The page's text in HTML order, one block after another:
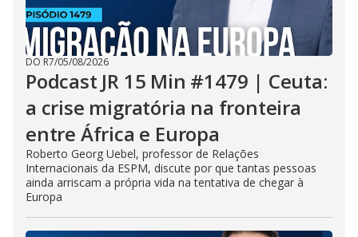
DO R7/05/08/2026
Podcast JR 15 Min #1479 | Ceuta:
a crise migratória na fronteira
entre África e Europa
Roberto Georg Uebel, professor de Relações
Internacionais da ESPM, discute por que tantas pessoas
ainda arriscam a própria vida na tentativa de chegar à
Europa